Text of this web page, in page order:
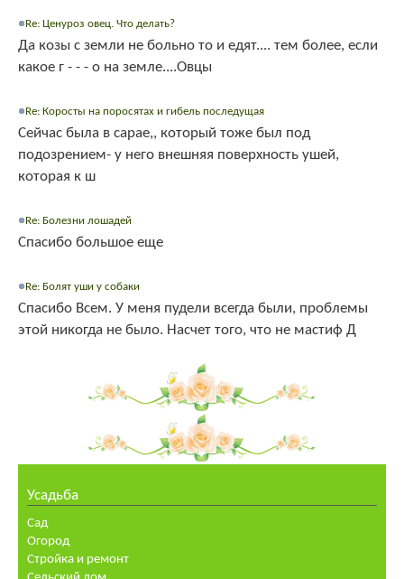
Re: Ценуроз овец. Что делать?
Да козы с земли не больно то и едят.... тем более, если
какое г - - - о на земле....Овцы
Re: Коросты на поросятах и гибель последущая
Сейчас была в сарае,, который тоже был под
подозрением- у него внешняя поверхность ушей,
которая к ш
Re: Болезни лошадей
Спасибо большое еще
Re: Болят уши у собаки
Спасибо Всем. У меня пудели всегда были, проблемы
этой никогда не было. Насчет того, что не мастиф Д
Усадьба
Сад
Огород
Стройка и ремонт